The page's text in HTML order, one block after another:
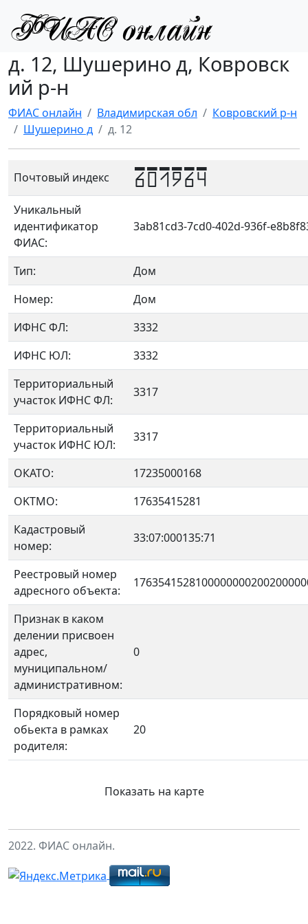
д. 12, Шушерино д, Ковровск
ий р-н
ФИАС онлайн Владимирская обл
Ковровский р-н
Шушерино д
д. 12
Почтовый индекс 601964
Уникальный
идентификатор
ФИАС:
3ab81cd3-7cd0-402d-936f-
Тип:
Дом
Номер:
Дом
ИФНС ФЛ:
3332
ИФНС ЮЛ:
3332
Территориальный
участок ИФНС ФЛ:
3317
Территориальный
участок ИФНС ЮЛ:
3317
ОКАТО:
17235000168
OKTMO:
17635415281
Кадастровый
номер:
33:07:000135:71
Реестровый номер
адресного объекта:
Признак в каком
делении присвоен
адрес,
муниципальном/
административном:
0
Порядковый номер
обьекта в рамках
родителя:
20
Показать на карте
2022. ФИАС онлайн.